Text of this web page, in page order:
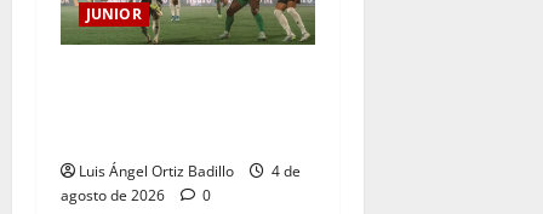
JUNIOR
Luis Ángel Ortiz Badillo
4 de
agosto de 2026
0